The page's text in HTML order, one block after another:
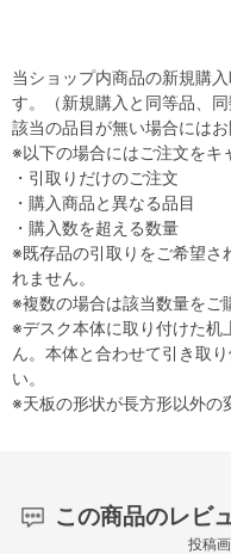
当ショップ内商品の新規購
す。（新規購入と同等品、同
該当の品目が無い場合にはお
※以下の場合にはご注文をキ
・引取りだけのご注文
・購入商品と異なる品目
・購入数を超える数量
※既存品の引取りをご希望さ
れません。
※複数の場合は該当数量をご
※デスク本体に取り付けた机
ん。本体と合わせて引き取
い。
※天板の形状が長方形以外の
この商品のレビ
投稿